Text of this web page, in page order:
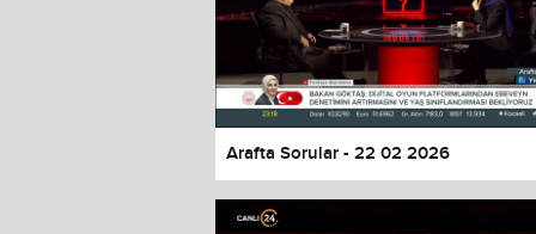
Arafta Sorular - 22 02 2026